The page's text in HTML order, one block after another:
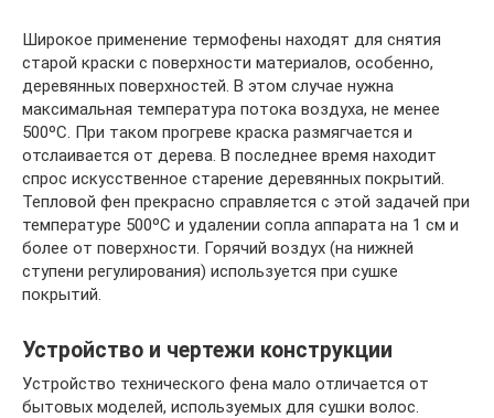
Широкое применение термофены находят для снятия
старой краски с поверхности материалов, особенно,
деревянных поверхностей. В этом случае нужна
максимальная температура потока воздуха, не менее
500ºС. При таком прогреве краска размягчается и
отслаивается от дерева. В последнее время находит
спрос искусственное старение деревянных покрытий.
Тепловой фен прекрасно справляется с этой задачей при
температуре 500ºС и удалении сопла аппарата на 1 см и
более от поверхности. Горячий воздух (на нижней
ступени регулирования) используется при сушке
покрытий.
Устройство и чертежи конструкции
Устройство технического фена мало отличается от
бытовых моделей, используемых для сушки волос.